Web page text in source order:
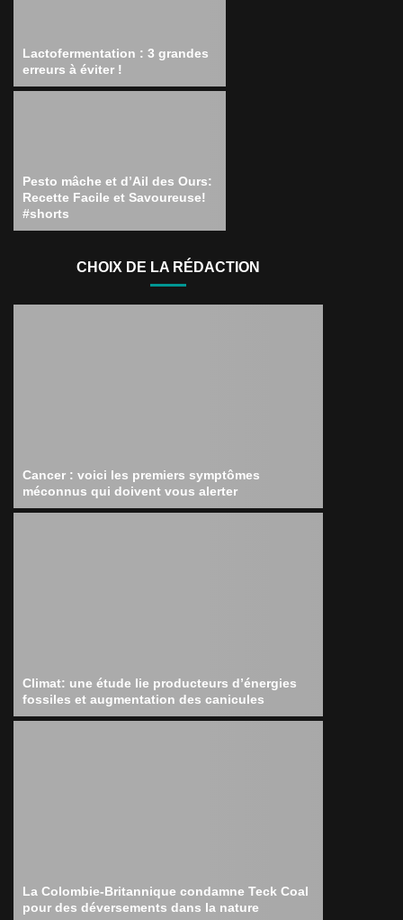
Lactofermentation : 3 grandes
erreurs à éviter !
Pesto mâche et d’Ail des Ours:
Recette Facile et Savoureuse!
#shorts
CHOIX DE LA RÉDACTION
Cancer : voici les premiers symptômes
méconnus qui doivent vous alerter
Climat: une étude lie producteurs d’énergies
fossiles et augmentation des canicules
La Colombie-Britannique condamne Teck Coal
pour des déversements dans la nature